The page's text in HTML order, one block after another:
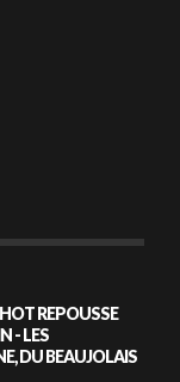
REPOUSSE
- LES
DU BEAUJOLAIS